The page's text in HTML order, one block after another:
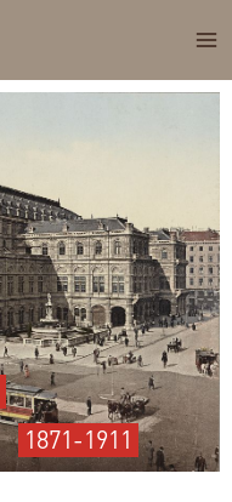
1871-1911